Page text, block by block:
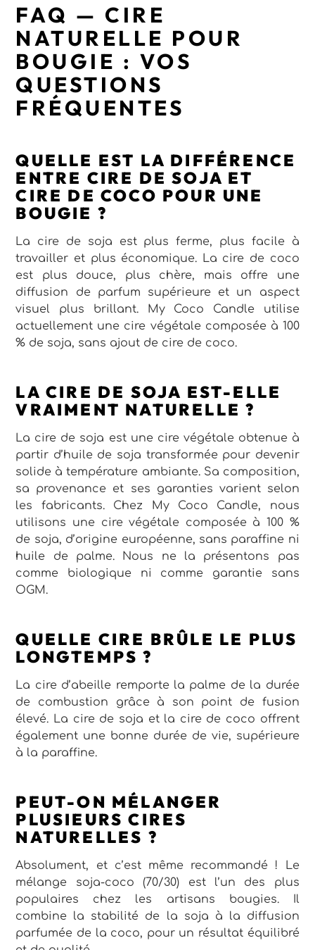
FAQ — CIRE
NATURELLE POUR
BOUGIE : VOS
QUESTIONS
FRÉQUENTES
QUELLE EST LA DIFFÉRENCE
ENTRE CIRE DE SOJA ET
CIRE DE COCO POUR UNE
BOUGIE ?
La cire de soja est plus ferme, plus facile à
travailler et plus économique. La cire de coco
est plus douce, plus chère, mais offre une
diffusion de parfum supérieure et un aspect
visuel plus brillant. My Coco Candle utilise
actuellement une cire végétale composée à 100
% de soja, sans ajout de cire de coco.
LA CIRE DE SOJA EST-ELLE
VRAIMENT NATURELLE ?
La cire de soja est une cire végétale obtenue à
partir d’huile de soja transformée pour devenir
solide à température ambiante. Sa composition,
sa provenance et ses garanties varient selon
les fabricants. Chez My Coco Candle, nous
utilisons une cire végétale composée à 100 %
de soja, d’origine européenne, sans paraffine ni
huile de palme. Nous ne la présentons pas
comme biologique ni comme garantie sans
OGM.
QUELLE CIRE BRÛLE LE PLUS
LONGTEMPS ?
La cire d’abeille remporte la palme de la durée
de combustion grâce à son point de fusion
élevé. La cire de soja et la cire de coco offrent
également une bonne durée de vie, supérieure
à la paraffine.
PEUT-ON MÉLANGER
PLUSIEURS CIRES
NATURELLES ?
Absolument, et c’est même recommandé ! Le
mélange soja-coco (70/30) est l’un des plus
populaires chez les artisans bougies. Il
combine la stabilité de la soja à la diffusion
parfumée de la coco, pour un résultat équilibré